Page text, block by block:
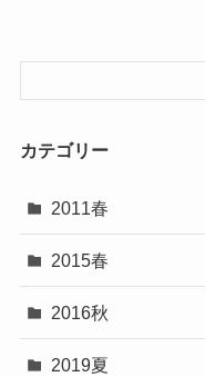
カテゴリー
2011春
2015春
2016秋
2019夏